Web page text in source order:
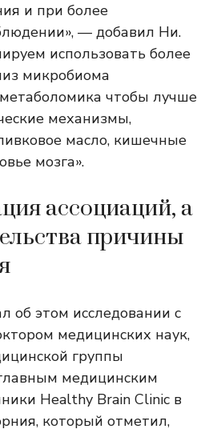
и при более
— добавил Ни.
использовать более
микробиома
метаболомика чтобы лучше
механизмы,
масло, кишечные
мозга».
ассоциаций, а
причины
об этом исследовании с
медицинских наук,
группы
медицинским
Healthy Brain Clinic в
который отметил,